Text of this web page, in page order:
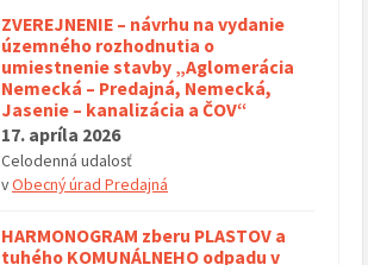
ZVEREJNENIE – návrhu na vydanie
územného rozhodnutia o
umiestnenie stavby „Aglomerácia
Nemecká – Predajná, Nemecká,
Jasenie – kanalizácia a ČOV“
17. apríla 2026
Celodenná udalosť
vObecný úrad Predajná
HARMONOGRAM zberu PLASTOV a
tuhého KOMUNÁLNEHO odpadu v